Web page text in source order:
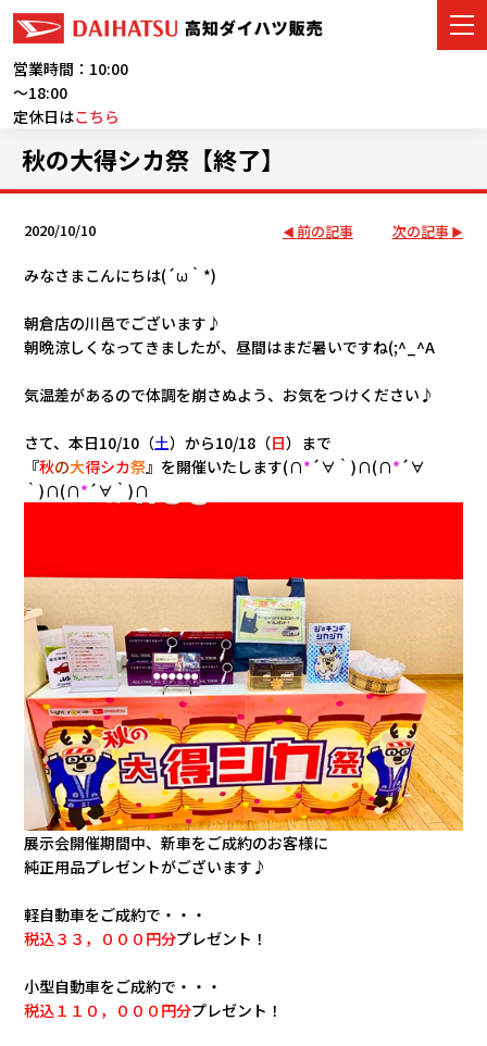
営業時間：10:00
～18:00
定休日はこちら
車をさがす
展示車・試乗車
アフターサービス
会社情報
リコ
お問
秋の大得シカ祭【終了】
2020/10/10 前の記事 次の記事
みなさまこんにちは(´ω｀*)
朝倉店の川邑でございます♪
朝晩涼しくなってきましたが、昼間はまだ暑いですね(;^_^A
気温差があるので体調を崩さぬよう、お気をつけください♪
さて、本日10/10（土）から10/18（日）まで
『秋の大得シカ祭』 を開催いたします(∩* ´∀｀)∩(∩* ´∀
｀)∩(∩* ´∀｀)∩
展示会開催期間中、新車をご成約のお客様に
純正用品プレゼントがございます♪
軽自動車をご成約で・・・
税込３３，０００円分プレゼント！
小型自動車をご成約で・・・
税込１１０，０００円分プレゼント！